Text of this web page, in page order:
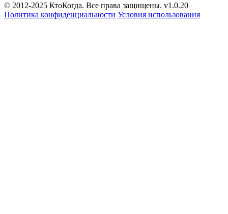
© 2012-2025 КтоКогда. Все права защищены. v1.0.20
Политика конфиденциальности Условия использования